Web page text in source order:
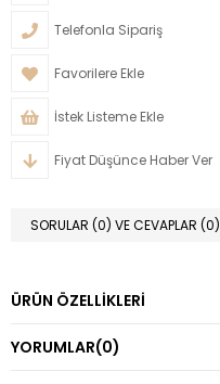
Telefonla Sipariş
Favorilere Ekle
İstek Listeme Ekle
Fiyat Düşünce Haber Ver
SORULAR (0) VE CEVAPLAR (0)
ÜRÜN ÖZELLIKLERI
YORUMLAR(0)